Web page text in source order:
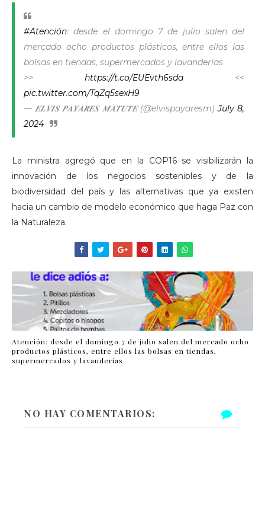
#Atención: desde el domingo 7 de julio salen del
mercado ocho productos plásticos, entre ellos las
bolsas en tiendas, supermercados y lavanderías
>> https://t.co/EUEvth6sda <<
pic.twitter.com/TqZq5sexH9
— 𝑬𝑳𝑽𝑰𝑺 𝑷𝑨𝒀𝑨𝑹𝑬𝑺 𝑴𝑨𝑻𝑼𝑻𝑬 (@elvispayaresm)July 8,
2024
La ministra agregó que en la COP16 se visibilizarán la
innovación de los negocios sostenibles y de la
biodiversidad del país y las alternativas que ya existen
hacia un cambio de modelo económico que haga Paz con
la Naturaleza.
Atención: desde el domingo 7 de julio salen del mercado ocho
productos plásticos, entre ellos las bolsas en tiendas,
supermercados y lavanderías
NO HAY COMENTARIOS: